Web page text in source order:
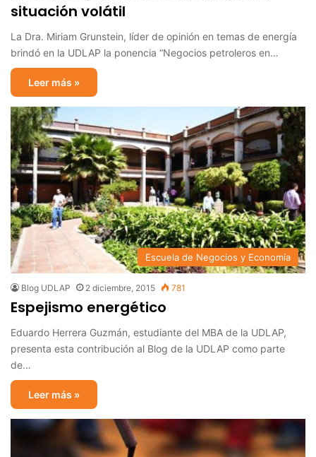
situación volátil
La Dra. Miriam Grunstein, líder de opinión en temas de energía
brindó en la UDLAP la ponencia “Negocios petroleros en…
Leer más »
Escuela de Negocios y Economía
Blog UDLAP 2 diciembre, 2015 781
Espejismo energético
Eduardo Herrera Guzmán, estudiante del MBA de la UDLAP,
presenta esta contribución al Blog de la UDLAP como parte
de…
Leer más »